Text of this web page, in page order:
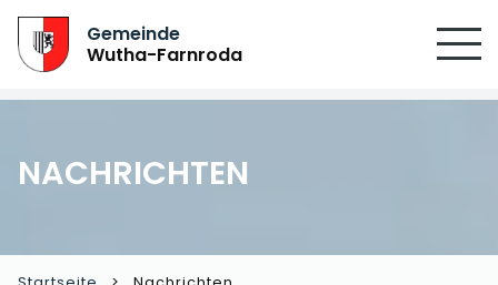
Gemeinde
Wutha-Farnroda
NACHRICHTEN